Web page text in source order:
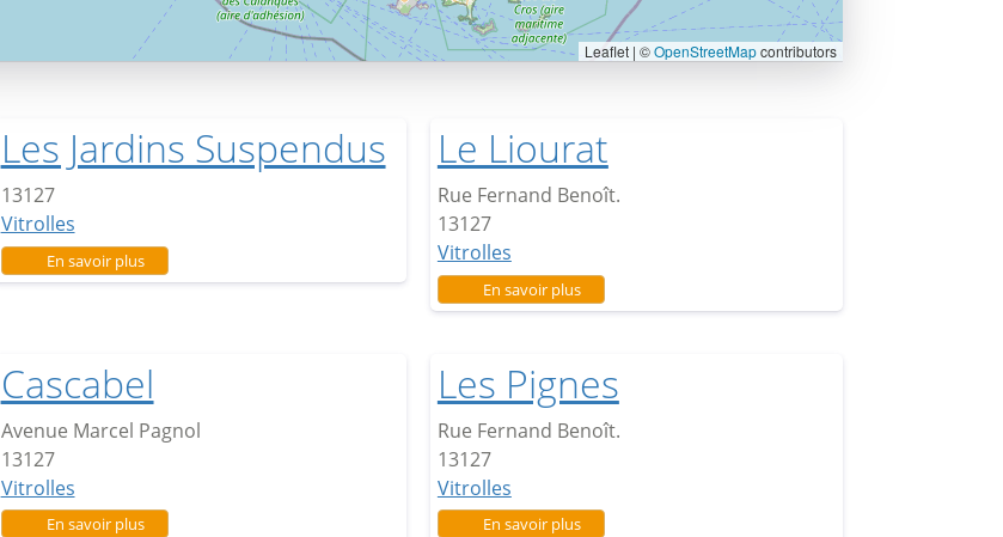
Leaflet | ©OpenStreetMapcontributors
Les Jardins Suspendus
13127
Vitrolles
En savoir plussur Les Jardins Suspendus
Le Liourat
Rue Fernand Benoît.
13127
Vitrolles
En savoir plussur Le Liourat
Cascabel
Avenue Marcel Pagnol
13127
Vitrolles
En savoir plussur Cascabel
Les Pignes
Rue Fernand Benoît.
13127
Vitrolles
En savoir plussur Les Pignes